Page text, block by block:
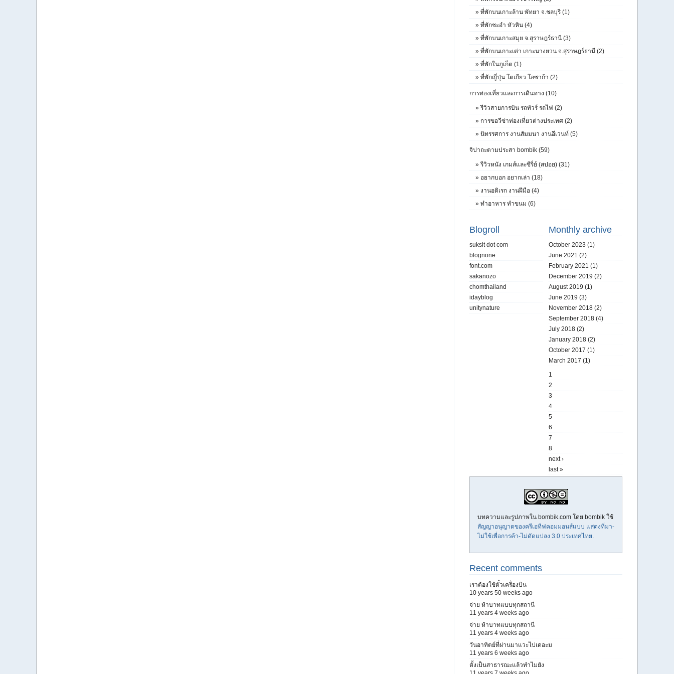
» ที่พักบนเกาะล้าน พัทยา จ.ชลบุรี (1)
» ที่พักชะอำ หัวหิน (4)
» ที่พักบนเกาะสมุย จ.สุราษฎร์ธานี (3)
» ที่พักบนเกาะเต่า เกาะนางยวน จ.สุราษฎร์ธานี (2)
» ที่พักในภูเก็ต (1)
» ที่พักญี่ปุ่น โตเกียว โอซาก้า (2)
การท่องเที่ยวและการเดินทาง (10)
»รีวิวสายการบิน รถทัวร์ รถไฟ (2)
» การขอวีซ่าท่องเที่ยวต่างประเทศ (2)
» นิทรรศการ งานสัมมนา งานอีเวนท์ (5)
จิปาถะตามประสา bombik (59)
»รีวิวหนัง เกมส์และซีรี่ย์ (สปอย) (31)
» อยากบอก อยากเล่า (18)
» งานอดิเรก งานฝีมือ (4)
» ทำอาหาร ทำขนม (6)
Blogroll
suksit dot com
blognone
font.com
sakanozo
chomthailand
idayblog
unitynature
Monthly archive
October 2023 (1)
June 2021 (2)
February 2021 (1)
December 2019 (2)
August 2019 (1)
June 2019 (3)
November 2018 (2)
September 2018 (4)
July 2018 (2)
January 2018 (2)
October 2017 (1)
March 2017 (1)
1
2
3
4
5
6
7
8
next ›
last »
บทความและรูปภาพใน bombik.com โดย bombik ใช้
สัญญาอนุญาตของครีเอทีฟคอมมอนส์แบบ แสดงที่มา-
ไม่ใช้เพื่อการค้า-ไม่ดัดแปลง 3.0 ประเทศไทย.
Recent comments
เราต้องใช้ตั๋วเครื่องบิน
10 years 50 weeks ago
จ่าย ห้าบาทแบบทุกสถานี
11 years 4 weeks ago
จ่าย ห้าบาทแบบทุกสถานี
11 years 4 weeks ago
วันอาทิตย์ที่ผ่านมาแวะไปเดอะม
11 years 6 weeks ago
ตั้งเป็นสาธารณะแล้วทำไมยัง